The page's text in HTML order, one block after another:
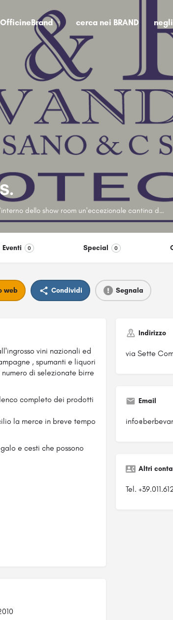
OfficineBrand cerca nei BRAND negli
Vendita all'ingrosso e minuto di bevande. All'interno dello show room un'eccezionale cantina di vini e liquori d'eccezione.
Eventi 0 Special 0
web Condividi Segnala
vini nazionali ed
, spumanti e liquori
di selezionate birre
completo dei prodotti
la merce in breve tempo
e cesti che possono
Indirizzo
via Sette
Email
Altri
Tel.